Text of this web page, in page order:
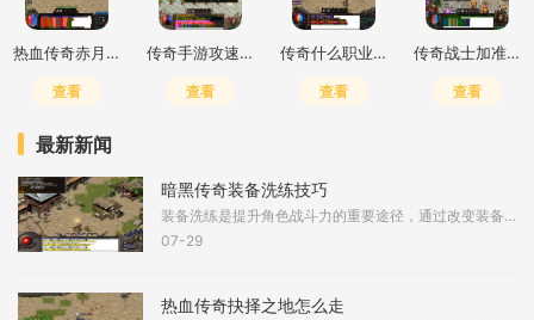
热血传奇赤月峡谷二层去三层怎么走
查看
传奇手游攻速加倍什么意思
查看
传奇什么职业输出高一点的
查看
传奇战士加准确还是躲避
查看
最新新闻
暗黑传奇装备洗练技巧
装备洗练是提升角色战斗力的重要途径，通过改变装备的词条属性，可以显著增强角色的输出或生存能力。洗练通常需要在铁匠铺进行，消耗特定材料如暗能精华或洗练石，每次洗练会
07-29
热血传奇抉择之地怎么走